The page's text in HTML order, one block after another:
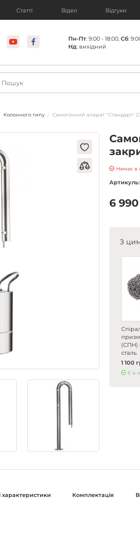
Статті Відео Відгуки
Пн-Пт: 9:00 - 18:00,Сб:
Нд: вихідний
Колонного типу Самогонний апарат "Стандарт"
Немає в
6
З
(СПН)
сталь
1 100
Є в
характеристики Комплектація